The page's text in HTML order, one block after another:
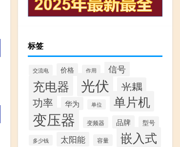
标签
交流电 价格 作用 信号
充电器 光伏
光耦
功率
华为 单位 单片机
变压器 变频器 品牌 型号
多少钱 太阳能 容量 嵌入式